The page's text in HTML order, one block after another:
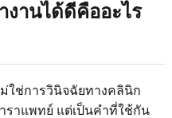
งานได้ดีคืออะไร
ใช่การวินิจฉัยทางคลินิก
ราแพทย์ แต่เป็นคำที่ใช้กัน